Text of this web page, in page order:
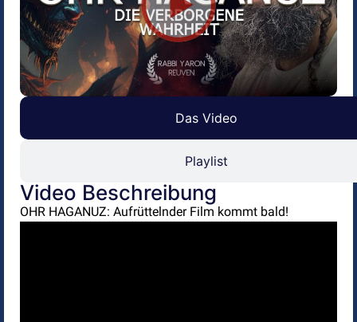
Das Video
Playlist
Video Beschreibung
OHR HAGANUZ: Aufrüttelnder Film kommt bald!